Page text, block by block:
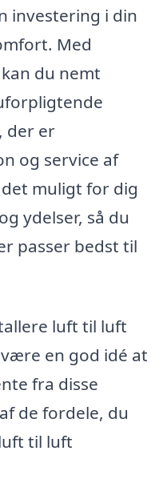
investering i din
Med
du nemt
der er
og service af
muligt for dig
ydelser, så du
passer bedst til
luft til luft
en god idé at
fra disse
de fordele, du
til luft